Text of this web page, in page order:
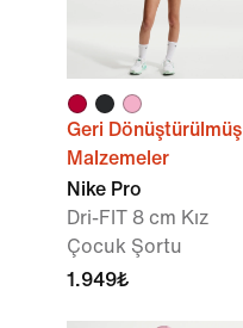
Geri Dönüştürülmüş
Malzemeler
Nike Pro
Dri-FIT 8 cm Kız
Çocuk Şortu
1.949₺